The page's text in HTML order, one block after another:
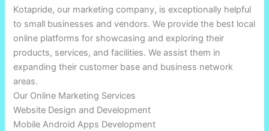
Kotapride, our marketing company, is exceptionally helpful
to small businesses and vendors. We provide the best local
online platforms for showcasing and exploring their
products, services, and facilities. We assist them in
expanding their customer base and business network
areas.
Our Online Marketing Services
Website Design and Development
Mobile Android Apps Development